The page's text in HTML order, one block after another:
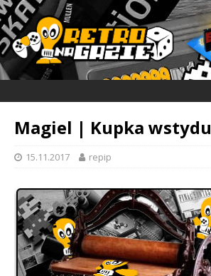
Magiel | Kupka wstydu
15.11.2017 repip